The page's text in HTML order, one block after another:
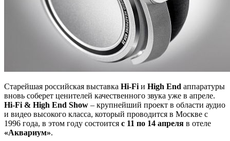
Старейшая российская выставка Hi-Fi и High End аппаратуры
вновь соберет ценителей качественного звука уже в апреле.
Hi-Fi & High End Show – крупнейший проект в области аудио
и видео высокого класса, который проводится в Москве с
1996 года, в этом году состоится с 11 по 14 апреля в отеле
«Аквариум».